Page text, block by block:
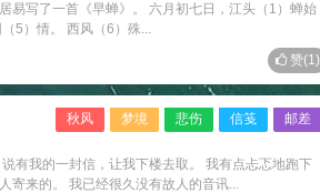
易写了一首《早蝉》。 六月初七日，江头（1）蝉始
5）情。 西风（6）殊...
赞(1)
秋风 梦境 悲伤 信笺 邮差
有我的一封信，让我下楼去取。 我有点忐忑地跑下
寄来的。 我已经很久没有故人的音讯...